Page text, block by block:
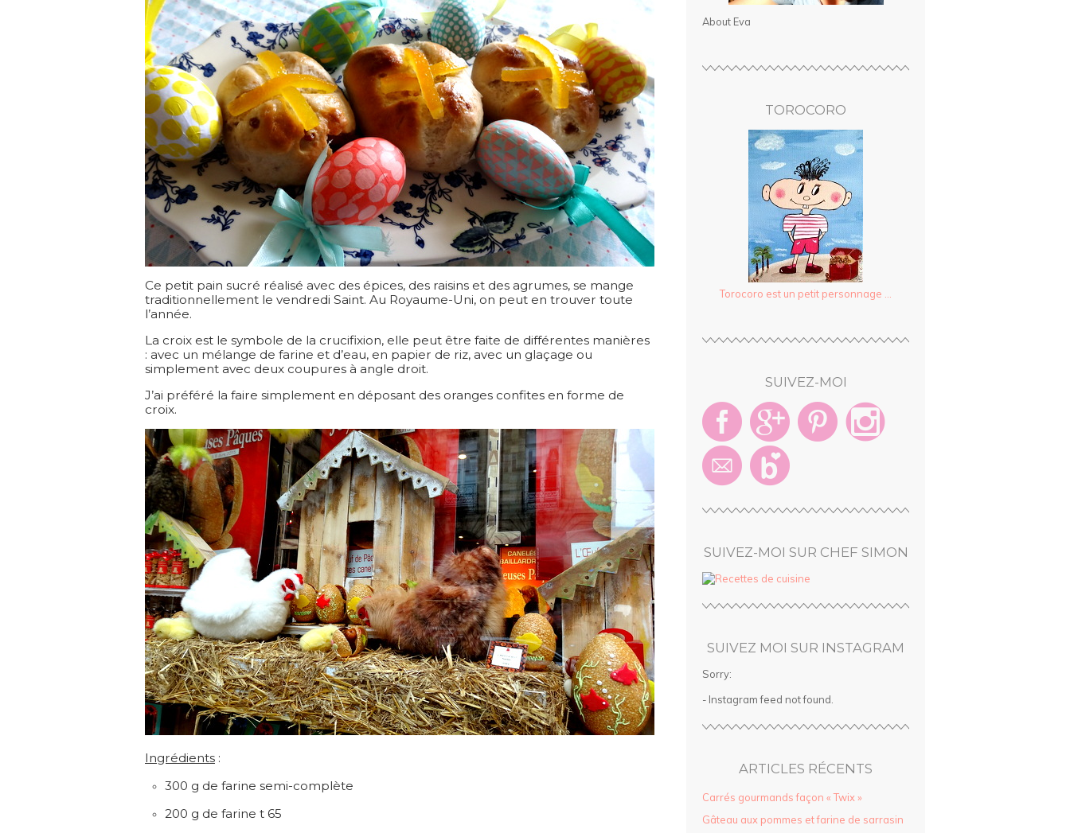
Ce petit pain sucré réalisé avec des épices, des raisins et des agrumes, se mange
traditionnellement le vendredi Saint. Au Royaume-Uni, on peut en trouver toute
l’année.
La croix est le symbole de la crucifixion, elle peut être faite de différentes manières
: avec un mélange de farine et d’eau, en papier de riz, avec un glaçage ou
simplement avec deux coupures à angle droit.
J’ai préféré la faire simplement en déposant des oranges confites en forme de
croix.
Ingrédients :
300 g de farine semi-complète
200 g de farine t 65
About Eva
TOROCORO
Torocoro est un petit personnage ...
SUIVEZ-MOI
SUIVEZ-MOI SUR CHEF SIMON
SUIVEZ MOI SUR INSTAGRAM
Sorry:
- Instagram feed not found.
ARTICLES RÉCENTS
Carrés gourmands façon « Twix »
Gâteau aux pommes et farine de sarrasin